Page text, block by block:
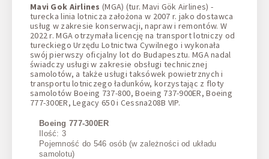
Mavi Gok Airlines (MGA) (tur. Mavi Gök Airlines) -
turecka linia lotnicza założona w 2007 r. jako dostawca
usług w zakresie konserwacji, napraw i remontów. W
2022 r. MGA otrzymała licencję na transport lotniczy od
tureckiego Urzędu Lotnictwa Cywilnego i wykonała
swój pierwszy oficjalny lot do Budapesztu. MGA nadal
świadczy usługi w zakresie obsługi technicznej
samolotów, a także usługi taksówek powietrznych i
transportu lotniczego ładunków, korzystając z floty
samolotów Boeing 737-800, Boeing 737-900ER, Boeing
777-300ER, Legacy 650 i Cessna208B VIP.
Boeing 777-300ER
Ilość: 3
Pojemność do 546 osób (w zależności od układu
samolotu)